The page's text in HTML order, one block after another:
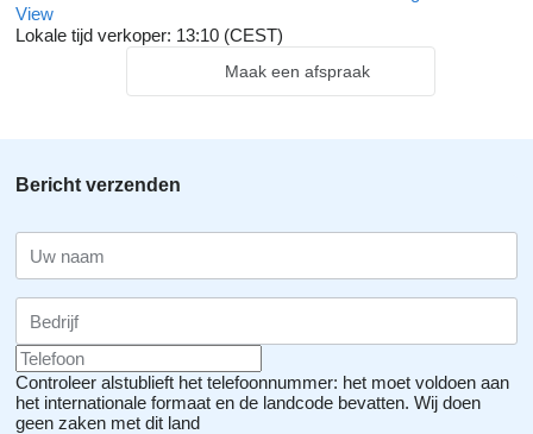
View
Lokale tijd verkoper: 13:10 (CEST)
Maak een afspraak
Bericht verzenden
Controleer alstublieft het telefoonnummer: het moet voldoen aan
het internationale formaat en de landcode bevatten. Wij doen
geen zaken met dit land